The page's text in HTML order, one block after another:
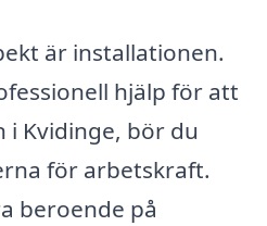
är installationen.
hjälp för att
i Kvidinge, bör du
för arbetskraft.
beroende på